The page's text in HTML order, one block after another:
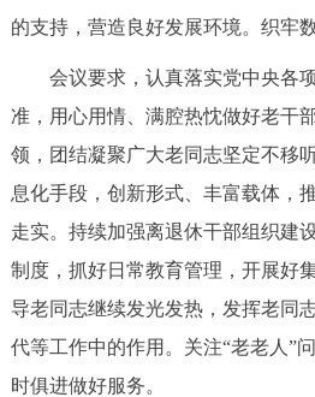
的支持，营造良好发展环境。织牢
会议要求，认真落实党中央各项
准，用心用情、满腔热忱做好老干
领，团结凝聚广大老同志坚定不移
息化手段，创新形式、丰富载体，
走实。持续加强离退休干部组织建
制度，抓好日常教育管理，开展好
导老同志继续发光发热，发挥老同
代等工作中的作用。关注“老老人”
时俱进做好服务。